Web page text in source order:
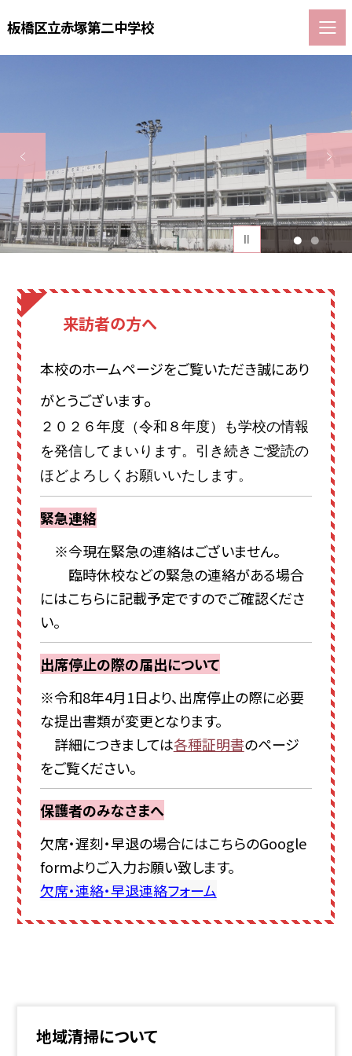
板橋区立赤塚第二中学校
1 2
来訪者の方へ
本校のホームページをご覧いただき誠にあり
がとうございます。
２０２６年度（令和８年度）も学校の情報
を発信してまいります。引き続きご愛読の
ほどよろしくお願いいたします。
緊急連絡
※今現在緊急の連絡はございません。
臨時休校などの緊急の連絡がある場合
にはこちらに記載予定ですのでご確認くださ
い。
出席停止の際の届出について
※令和8年4月1日より、出席停止の際に必要
な提出書類が変更となります。
詳細につきましては各種証明書のページ
をご覧ください。
保護者のみなさまへ
欠席・遅刻・早退の場合にはこちらのGoogle
formよりご入力お願い致します。
欠席・連絡・早退連絡フォーム
地域清掃について